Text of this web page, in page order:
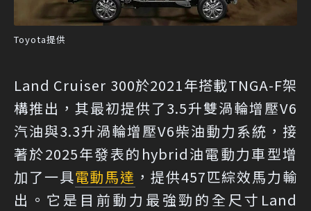
Toyota提供
Land Cruiser 300於2021年搭載TNGA-F架
構推出，其最初提供了3.5升雙渦輪增壓V6
汽油與3.3升渦輪增壓V6柴油動力系統，接
著於2025年發表的hybrid油電動力車型增
加了一具電動馬達 ，提供457匹綜效馬力輸
出。它是目前動力最強勁的全尺寸Land